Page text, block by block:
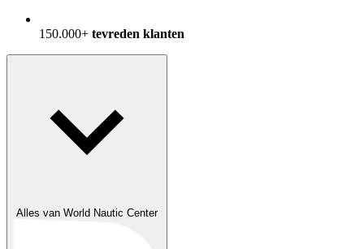
150.000+ tevreden klanten
Alles van World Nautic Center